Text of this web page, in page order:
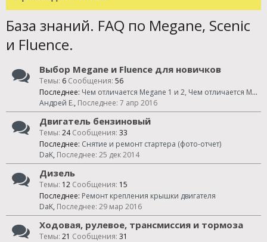
База знаний. FAQ по Megane, Scenic
и Fluence.
Выбор Megane и Fluence для новичков
Темы: 6 Сообщения: 56
Последнее: Чем отличается Megane 1 и 2, Чем отличается Megane II, Фаза 1 от Фаза 2?
Андрей Е., 7 апр 2016
Двигатель бензиновый
Темы: 24 Сообщения: 33
Последнее: Снятие и ремонт стартера (фото-отчет)
DaK, 25 дек 2014
Дизель
Темы: 12 Сообщения: 15
Последнее: Ремонт крепления крышки двигателя
DaK, 29 мар 2016
Ходовая, рулевое, трансмиссия и тормоза
Темы: 21 Сообщения: 31